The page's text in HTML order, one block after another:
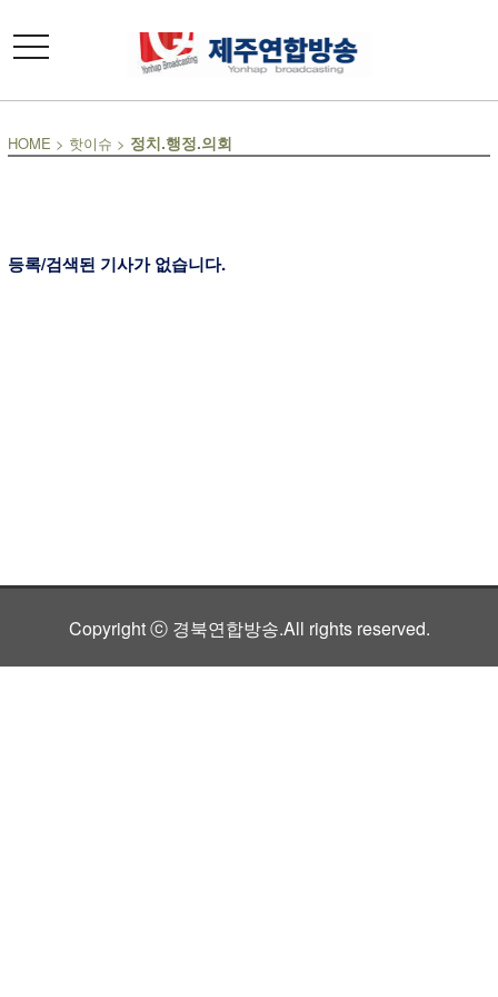
toggle
navigation
HOME > 핫이슈 > 정치.행정.의회
등록/검색된 기사가 없습니다.
Copyright ⓒ 경북연합방송.All rights reserved.